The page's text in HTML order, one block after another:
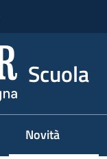
Scuola
Novità